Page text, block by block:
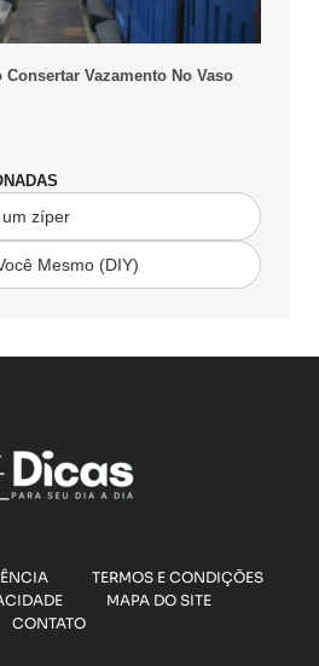
Vazamento No Vaso
zíper
Mesmo (DIY)
TERMOS E CONDIÇÕES
MAPA DO SITE
CONTATO